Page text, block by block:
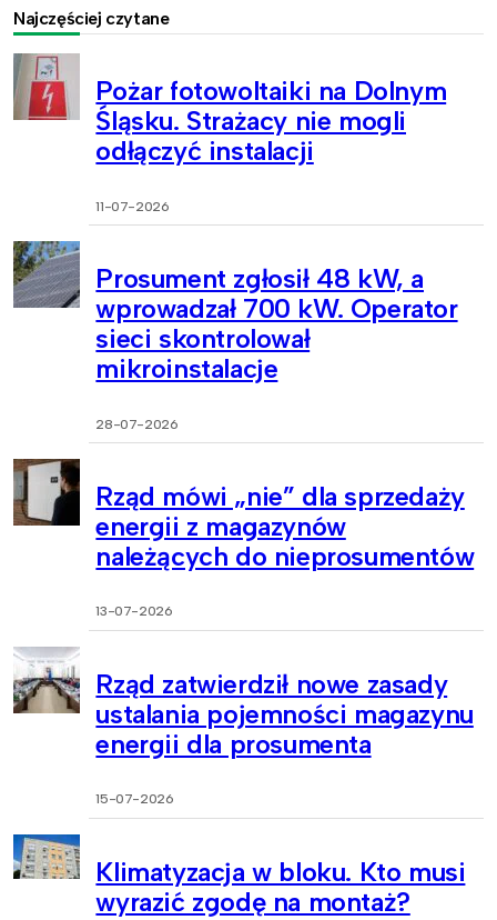
Najczęściej czytane
Pożar fotowoltaiki na Dolnym
Śląsku. Strażacy nie mogli
odłączyć instalacji
11-07-2026
Prosument zgłosił 48 kW, a
wprowadzał 700 kW. Operator
sieci skontrolował
mikroinstalacje
28-07-2026
Rząd mówi „nie” dla sprzedaży
energii z magazynów
należących do nieprosumentów
13-07-2026
Rząd zatwierdził nowe zasady
ustalania pojemności magazynu
energii dla prosumenta
15-07-2026
Klimatyzacja w bloku. Kto musi
wyrazić zgodę na montaż?